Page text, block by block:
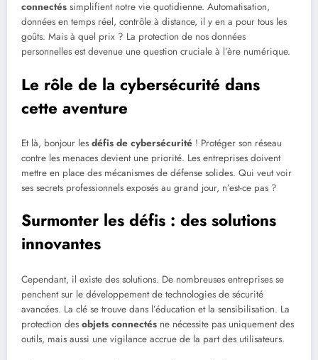
connectés simplifient notre vie quotidienne. Automatisation,
données en temps réel, contrôle à distance, il y en a pour tous les
goûts. Mais à quel prix ? La protection de nos données
personnelles est devenue une question cruciale à l’ère numérique.
Le rôle de la cybersécurité dans
cette aventure
Et là, bonjour les défis de cybersécurité ! Protéger son réseau
contre les menaces devient une priorité. Les entreprises doivent
mettre en place des mécanismes de défense solides. Qui veut voir
ses secrets professionnels exposés au grand jour, n’est-ce pas ?
Surmonter les défis : des solutions
innovantes
Cependant, il existe des solutions. De nombreuses entreprises se
penchent sur le développement de technologies de sécurité
avancées. La clé se trouve dans l’éducation et la sensibilisation. La
protection des objets connectés ne nécessite pas uniquement des
outils, mais aussi une vigilance accrue de la part des utilisateurs.